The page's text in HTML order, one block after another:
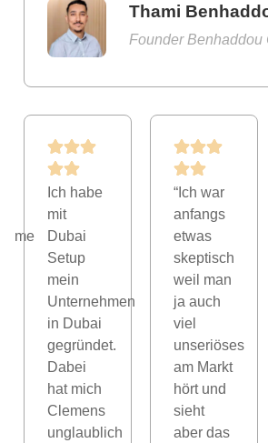
Thami
Founder Benhaddou
Ich habe
mit
Dubai
Setup
mein
Unternehmen
in Dubai
gegründet.
Dabei
hat mich
Clemens
unglaublich
“Ich war
anfangs
etwas
skeptisch
weil man
ja auch
viel
unseriöses
am Markt
hört und
sieht
aber das